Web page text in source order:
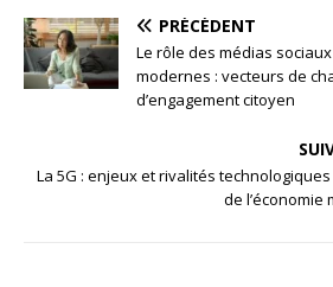
PRÉCÉDENT
Le rôle des médias
modernes : vecteurs de
d’engagement citoyen
La 5G : enjeux et rivalités
de l’économie